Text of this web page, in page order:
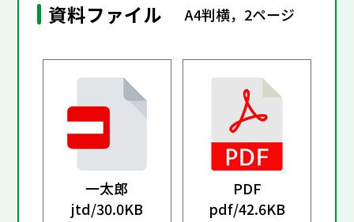
資料ファイル A4判横，2ページ
一太郎
jtd/30.0KB
PDF
pdf/42.6KB